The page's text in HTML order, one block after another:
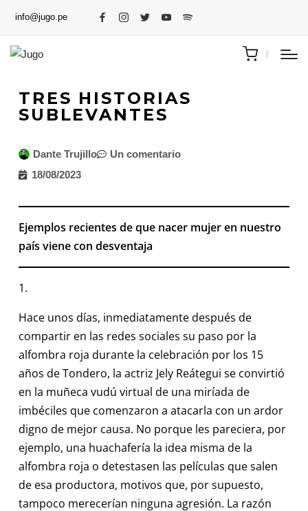
info@jugo.pe
TRES HISTORIAS
SUBLEVANTES
Dante Trujillo
Un comentario
18/08/2023
Ejemplos recientes de que nacer mujer en nuestro
país viene con desventaja
1.
Hace unos días, inmediatamente después de
compartir en las redes sociales su paso por la
alfombra roja durante la celebración por los 15
años de Tondero, la actriz Jely Reátegui se convirtió
en la muñeca vudú virtual de una miríada de
imbéciles que comenzaron a atacarla con un ardor
digno de mejor causa. No porque les pareciera, por
ejemplo, una huachafería la idea misma de la
alfombra roja o detestasen las películas que salen
de esa productora, motivos que, por supuesto,
tampoco merecerían ninguna agresión. La razón